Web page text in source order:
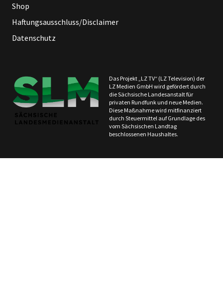
Shop
Haftungsausschluss/Disclaimer
Datenschutz
Das Projekt „LZ TV“ (LZ Television) der
LZ Medien GmbH wird gefördert durch
die Sächsische Landesanstalt für
privaten Rundfunk und neue Medien.
Diese Maßnahme wird mitfinanziert
durch Steuermittel auf Grundlage des
vom Sächsischen Landtag
beschlossenen Haushaltes.